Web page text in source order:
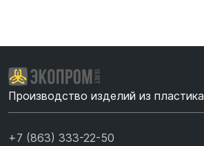
Производство изделий из пластика
+7 (863) 333-22-50